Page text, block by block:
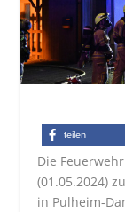
teilen
Die
(01.05.2024)
in Pulheim-